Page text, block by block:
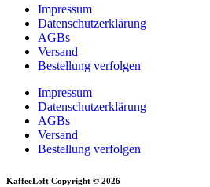
Impressum
Datenschutzerklärung
AGBs
Versand
Bestellung verfolgen
Impressum
Datenschutzerklärung
AGBs
Versand
Bestellung verfolgen
KaffeeLoft Copyright © 2026